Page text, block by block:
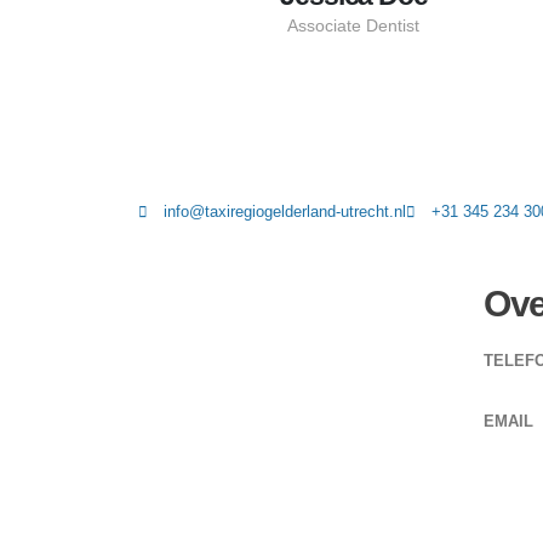
Associate Dentist
info@taxiregiogelderland-utrecht.nl +31 345 234
EMAIL